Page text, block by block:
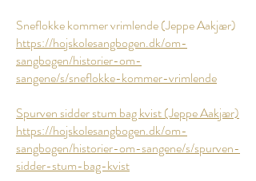
Sneflokke kommer vrimlende (Jeppe Aakjær)
https://hojskolesangbogen.dk/om-
sangbogen/historier-om-
sangene/s/sneflokke-kommer-vrimlende
Spurven sidder stum bag kvist (Jeppe Aakjær)
https://hojskolesangbogen.dk/om-
sangbogen/historier-om-sangene/s/spurven-
sidder-stum-bag-kvist